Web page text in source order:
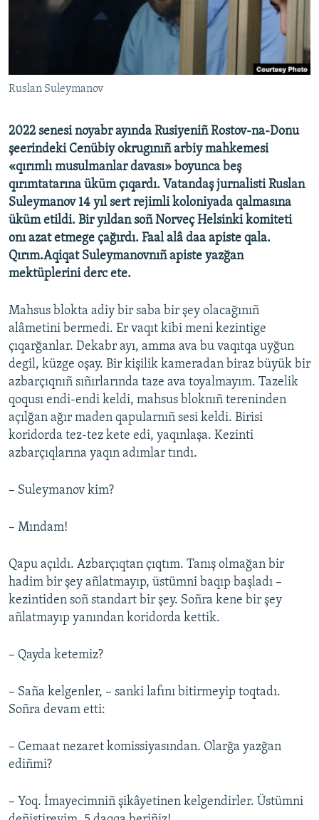
QOŞULIÑIZ!
RFE/RS bütün saytları
Ruslan Suleymanov
2022 senesi noyabr ayında Rusiyeniñ Rostov-na-Donu
şeerindeki Cenübiy okrugınıñ arbiy mahkemesi
«qırımlı musulmanlar davası» boyunca beş
qırımtatarına üküm çıqardı. Vatandaş jurnalisti Ruslan
Suleymanov 14 yıl sert rejimli koloniyada qalmasına
üküm etildi. Bir yıldan soñ Norveç Helsinki komiteti
onı azat etmege çağırdı. Faal alâ daa apiste qala.
Qırım.Aqiqat Suleymanovnıñ apiste yazğan
mektüplerini derc ete.
Mahsus blokta adiy bir saba bir şey olacağınıñ
alâmetini bermedi. Er vaqıt kibi meni kezintige
çıqarğanlar. Dekabr ayı, amma ava bu vaqıtqa uyğun
degil, küzge oşay. Bir kişilik kameradan biraz büyük bir
azbarçıqnıñ sıñırlarında taze ava toyalmayım. Tazelik
qoqusı endi-endi keldi, mahsus bloknıñ tereninden
açılğan ağır maden qapularnıñ sesi keldi. Birisi
koridorda tez-tez kete edi, yaqınlaşa. Kezinti
azbarçıqlarına yaqın adımlar tındı.
– Suleymanov kim?
– Mındam!
Qapu açıldı. Azbarçıqtan çıqtım. Tanış olmağan bir
hadim bir şey añlatmayıp, üstümni baqıp başladı –
kezintiden soñ standart bir şey. Soñra kene bir şey
añlatmayıp yanından koridorda kettik.
– Qayda ketemiz?
– Saña kelgenler, – sanki lafını bitirmeyip toqtadı.
Soñra devam etti:
– Cemaat nezaret komissiyasından. Olarğa yazğan
ediñmi?
– Yoq. İmayecimniñ şikâyetinen kelgendirler. Üstümni